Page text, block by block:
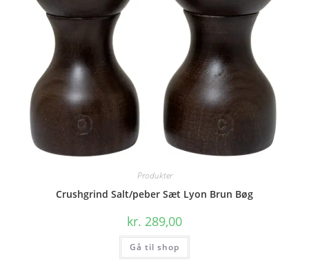
Produkter
Crushgrind Salt/peber Sæt Lyon Brun Bøg
kr. 289,00
Gå til shop